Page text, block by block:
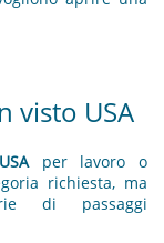
visto USA
per lavoro o
richiesta, ma
di passaggi